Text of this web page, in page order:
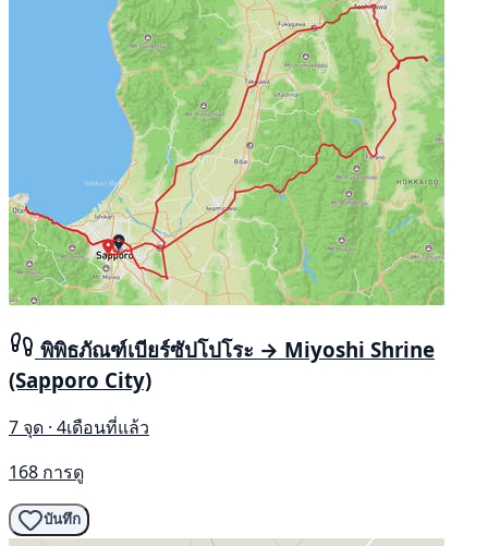
พิพิธภัณฑ์เบียร์ซัปโปโระ → Miyoshi Shrine
(Sapporo City)
7 จุด · 4เดือนที่แล้ว
168 การดู
บันทึก